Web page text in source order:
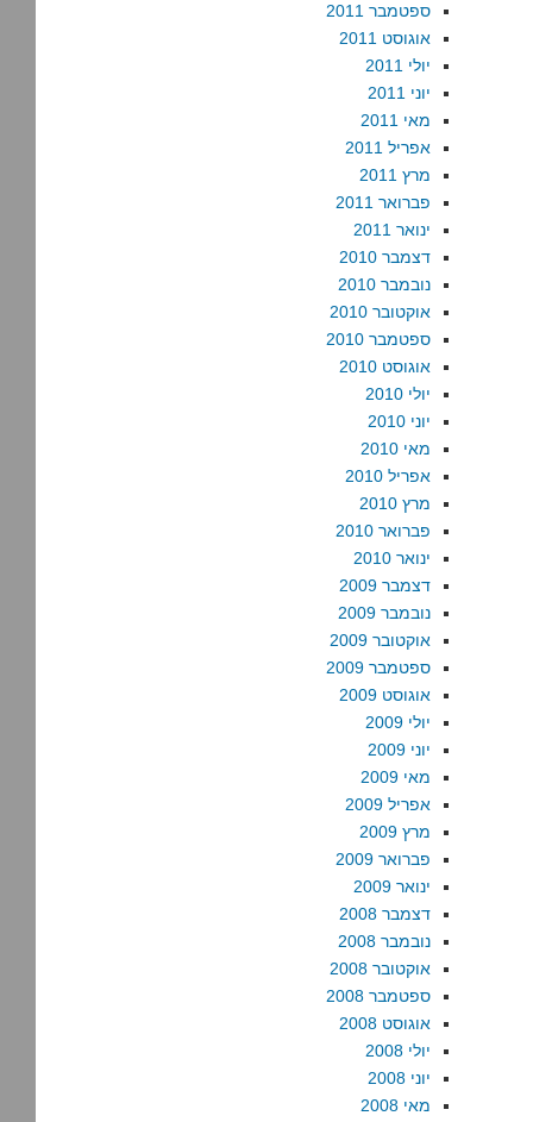
ספטמבר 2011
אוגוסט 2011
יולי 2011
יוני 2011
מאי 2011
אפריל 2011
מרץ 2011
פברואר 2011
ינואר 2011
דצמבר 2010
נובמבר 2010
אוקטובר 2010
ספטמבר 2010
אוגוסט 2010
יולי 2010
יוני 2010
מאי 2010
אפריל 2010
מרץ 2010
פברואר 2010
ינואר 2010
דצמבר 2009
נובמבר 2009
אוקטובר 2009
ספטמבר 2009
אוגוסט 2009
יולי 2009
יוני 2009
מאי 2009
אפריל 2009
מרץ 2009
פברואר 2009
ינואר 2009
דצמבר 2008
נובמבר 2008
אוקטובר 2008
ספטמבר 2008
אוגוסט 2008
יולי 2008
יוני 2008
מאי 2008